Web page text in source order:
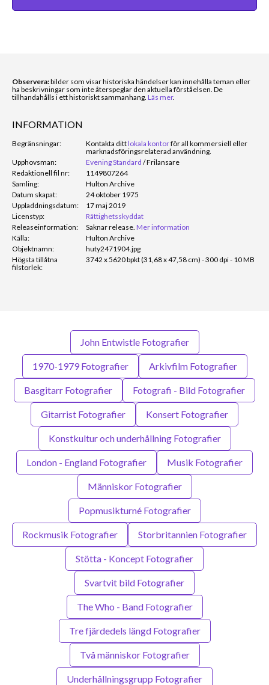
Observera:bilder som visar historiska händelser kan innehålla teman eller
ha beskrivningar som inte återspeglar den aktuella förståelsen. De
tillhandahålls i ett historiskt sammanhang. Läs mer.
INFORMATION
Begränsningar: Kontakta dittlokala kontorför all kommersiell eller
marknadsföringsrelaterad användning.
Upphovsman:
Evening Standard /Frilansare
Redaktionell fil nr:
1149807264
Samling:
Hulton Archive
Datum skapat:
24 oktober 1975
Uppladdningsdatum:
17 maj 2019
Licenstyp:
Rättighetsskyddat
Releaseinformation:
Saknar release. Mer information
Källa:
Hulton Archive
Objektnamn:
huty2471904.jpg
Högsta tillåtna
filstorlek:
3742 x 5620 bpkt (31,68 x 47,58 cm) - 300 dpi - 10 MB
John Entwistle Fotografier
1970-1979 Fotografier Arkivfilm Fotografier
Basgitarr Fotografier Fotografi - Bild Fotografier
Gitarrist Fotografier Konsert Fotografier
Konstkultur och underhållning Fotografier
London - England Fotografier Musik Fotografier
Människor Fotografier
Popmusikturné Fotografier
Rockmusik Fotografier Storbritannien Fotografier
Stötta - Koncept Fotografier
Svartvit bild Fotografier
The Who - Band Fotografier
Tre fjärdedels längd Fotografier
Två människor Fotografier
Underhållningsgrupp Fotografier